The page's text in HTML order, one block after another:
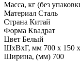
Масса, кг (без
Материал Сталь
Страна Китай
Форма Квадрат
Цвет Белый
ШxВxГ, мм 700 x 150
Ширина, (мм) 700